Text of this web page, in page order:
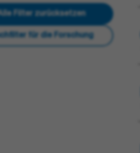
Filter zurücksetzen
für die Forschung